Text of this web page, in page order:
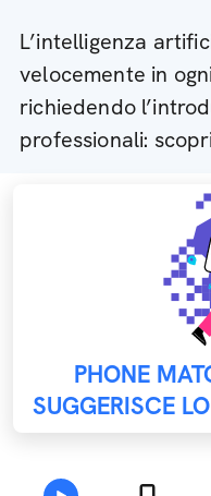
L’intelligenza
velocemente in
richiedendo
professionali:
PHONE
SUGGERISCE